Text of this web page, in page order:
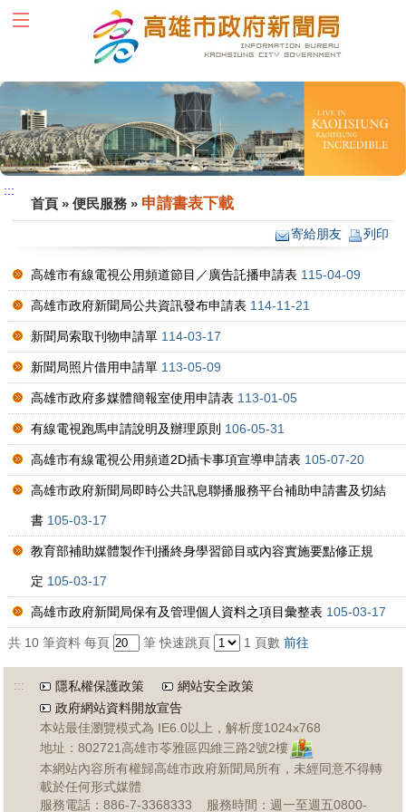
跳到主要內容區塊
:::
:::
首頁» 便民服務» 申請書表下載
寄給朋友 列印
高雄市有線電視公用頻道節目／廣告託播申請表 115-04-09
高雄市政府新聞局公共資訊發布申請表 114-11-21
新聞局索取刊物申請單 114-03-17
新聞局照片借用申請單 113-05-09
高雄市政府多媒體簡報室使用申請表 113-01-05
有線電視跑馬申請說明及辦理原則 106-05-31
高雄市有線電視公用頻道2D插卡事項宣導申請表 105-07-20
高雄市政府新聞局即時公共訊息聯播服務平台補助申請書及切結
書 105-03-17
教育部補助媒體製作刊播終身學習節目或內容實施要點修正規
定 105-03-17
高雄市政府新聞局保有及管理個人資料之項目彙整表 105-03-17
共 10 筆資料 每頁 筆 快速跳頁 1 頁數 前往
::: 隱私權保護政策
網站安全政策
政府網站資料開放宣告
本站最佳瀏覽模式為 IE6.0以上，解析度1024x768
地址：802721高雄市苓雅區四維三路2號2樓
本網站內容所有權歸高雄市政府新聞局所有，未經同意不得轉
載於任何形式媒體
服務電話：886-7-3368333 服務時間：週一至週五0800-